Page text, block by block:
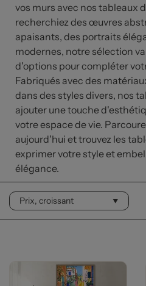
vos murs avec nos tableaux
recherchiez des œuvres
apaisants, des portraits
modernes, notre sélection
d'options pour compléter
Fabriqués avec des
dans des styles divers, nos
ajouter une touche
votre espace de vie.
aujourd'hui et trouvez les
exprimer votre style et
élégance.